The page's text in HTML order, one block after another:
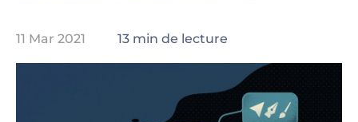
11 Mar 2021 13 min de lecture